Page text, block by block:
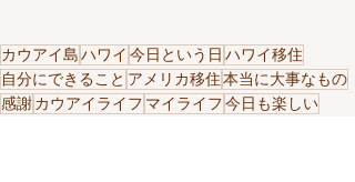
カウアイ島ハワイ 今日という日 ハワイ移住
自分にできること アメリカ移住本当に大事なもの
感謝カウアイライフ マイライフ今日も楽しい